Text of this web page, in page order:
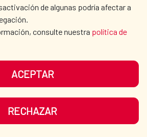
se benefician de
conformado por tres
un lado la elaboración de
de algunas podría afectar a
consulte nuestra política de
ACEPTAR
RECHAZAR